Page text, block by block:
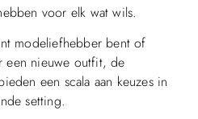
voor elk wat wils.
modeliefhebber bent of
een nieuwe outfit, de
een scala aan keuzes in
setting.